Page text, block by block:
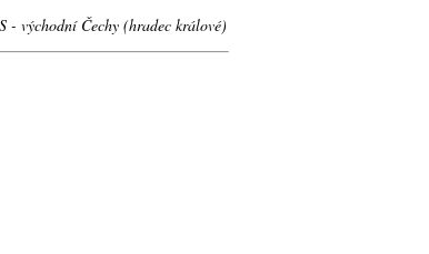
východní Čechy (hradec králové)